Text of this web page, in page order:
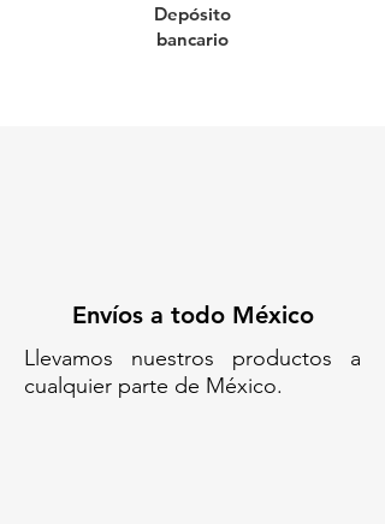
Depósito
bancario
Envíos a todo México
Llevamos nuestros productos a
cualquier parte de México.